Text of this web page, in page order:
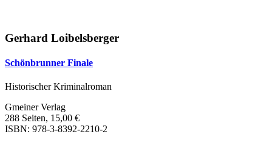
Gerhard Loibelsberger
Schönbrunner Finale
Historischer Kriminalroman
Gmeiner Verlag
288 Seiten, 15,00 €
ISBN: 978-3-8392-2210-2